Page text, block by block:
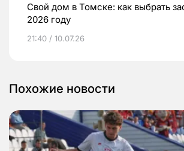
Свой дом в Томске: как выбрать
2026 году
21:40 / 10.07.26
Похожие новости